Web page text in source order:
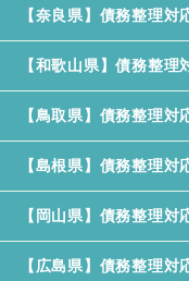
【奈良県】債務整理
【和歌山県】債務整
【鳥取県】債務整理
【島根県】債務整理
【岡山県】債務整理
【広島県】債務整理